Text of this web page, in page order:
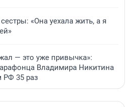
«Она уехала жить, а я
— это уже привычка»:
Владимира Никитина
РФ 35 раз